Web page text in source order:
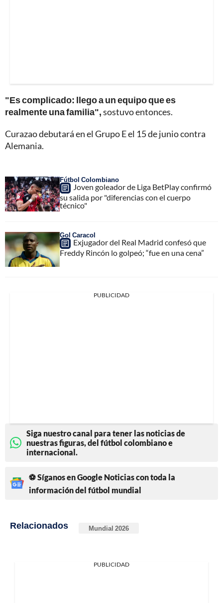
"Es complicado: llego a un equipo que es
realmente una familia",sostuvo entonces.
Curazao debutará en el Grupo E el 15 de junio contra
Alemania.
Fútbol Colombiano
Joven goleador de Liga BetPlay confirmó
su salida por "diferencias con el cuerpo
técnico"
Gol Caracol
Exjugador del Real Madrid confesó que
Freddy Rincón lo golpeó; “fue en una cena”
PUBLICIDAD
Siga nuestro canal para tener las noticias de
nuestras figuras, del fútbol colombiano e
internacional.
⚽ Síganos en Google Noticias con toda la
información del fútbol mundial
Relacionados Mundial 2026
PUBLICIDAD